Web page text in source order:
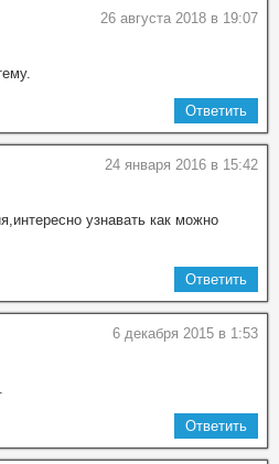
26 августа 2018 в 19:07
Ответить
24 января 2016 в 15:42
узнавать как можно
Ответить
6 декабря 2015 в 1:53
Ответить